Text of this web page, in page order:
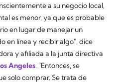
a su negocio local,
es menor, ya que es probable
en lugar de manejar un
en línea y recibir algo", dice
y afiliada a la junta directiva
Angeles. "Entonces, se
solo comprar. Se trata de